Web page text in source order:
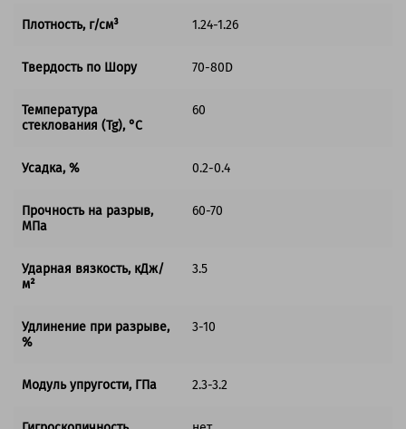
Плотность, г/см³ 1.24-1.26
Твердость по Шору 70-80D
Температура
стеклования (Tg), °C
60
Усадка, % 0.2-0.4
Прочность на разрыв,
МПа
60-70
Ударная вязкость, кДж/
м²
3.5
Удлинение при разрыве,
%
3-10
Модуль упругости, ГПа 2.3-3.2